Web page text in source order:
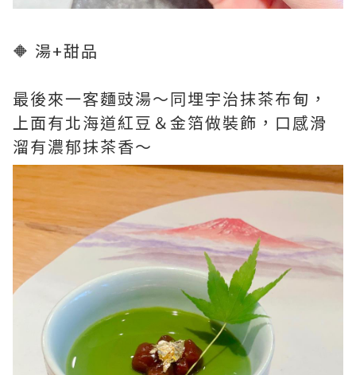
🔶 湯+甜品
最後來一客麵豉湯～同埋宇治抹茶布甸，
上面有北海道紅豆＆金箔做裝飾，口感滑
溜有濃郁抹茶香～